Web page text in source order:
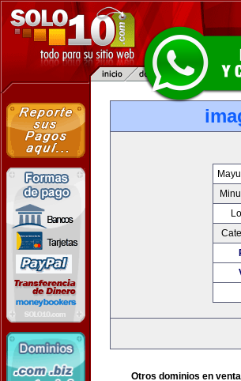
Otros dominios en